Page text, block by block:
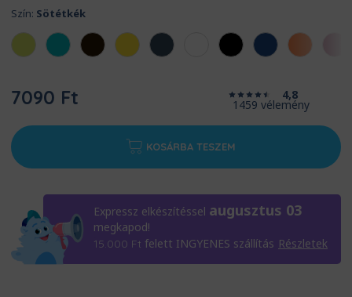
Szín: Sötétkék
7090 Ft 4,8
1459 vélemény
KOSÁRBA TESZEM
Expressz elkészítéssel augusztus 03
megkapod!
15.000 Ft felett INGYENES szállítás Részletek